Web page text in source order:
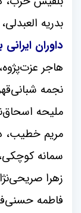
بدریه
داوران
هاجر
نجمه
ملیحه
مریم خطیب،
سمانه
زهرا
فاطمه